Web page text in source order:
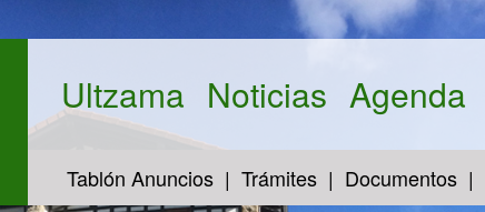
Ultzama Noticias Agenda
Tablón Anuncios Trámites Documentos